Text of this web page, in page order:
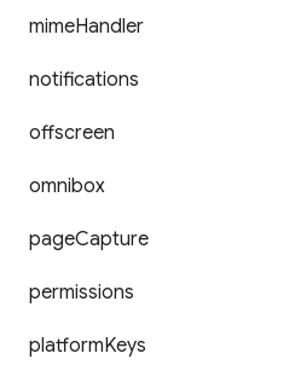
mimeHandler
notifications
offscreen
omnibox
pageCapture
permissions
platformKeys